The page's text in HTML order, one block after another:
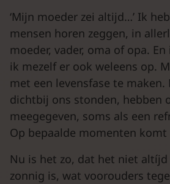
‘Mijn moeder zei altijd…’ Ik
mensen horen zeggen, in
moeder, vader, oma of opa.
ik mezelf er ook weleens op.
met een levensfase te maken.
dichtbij ons stonden, hebben
meegegeven, soms als een
Op bepaalde momenten komt
Nu is het zo, dat het niet altíjd
zonnig is, wat voorouders